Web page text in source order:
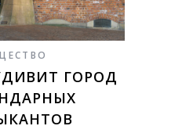
ГОРОД